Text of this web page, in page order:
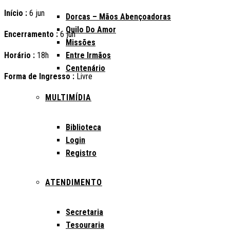
Dorcas – Mãos Abençoadoras
Quilo Do Amor
Missões
Entre Irmãos
Centenário
MULTIMÍDIA
Biblioteca
Login
Registro
ATENDIMENTO
Secretaria
Tesouraria
Início : 6 jun
Encerramento :6 jun
Horário : 18h
Forma de Ingresso : Livre